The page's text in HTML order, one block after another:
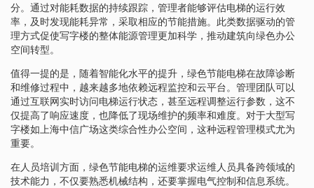
分。通过对能耗数据的持续跟踪，管理者能够评估电梯的运行效
率，及时发现能耗异常，采取相应的节能措施。此类数据驱动的管
理方式促使写字楼的整体能源管理更加科学，推动建筑向绿色办公
空间转型。
值得一提的是，随着智能化水平的提升，绿色节能电梯在故障诊断
和维修过程中，越来越多地依赖远程监控和云平台。管理团队可以
通过互联网实时访问电梯运行状态，甚至远程调整运行参数，这不
仅提高了响应速度，也降低了现场维护的频率和难度。对于大型写
字楼如上海中信广场这类综合性办公空间，这种远程管理模式尤为
重要。
在人员培训方面，绿色节能电梯的运维要求运维人员具备跨领域的
技术能力，不仅要熟悉机械结构，还要掌握电气控制和信息系统。